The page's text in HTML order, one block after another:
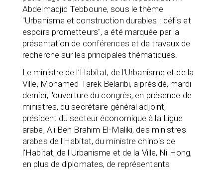
Abdelmadjid Tebboune, sous le thème
"Urbanisme et construction durables : défis et
espoirs prometteurs", a été marquée par la
présentation de conférences et de travaux de
recherche sur les principales thématiques.
Le ministre de l’Habitat, de l'Urbanisme et de la
Ville, Mohamed Tarek Belaribi, a présidé, mardi
dernier, l'ouverture du congrès, en présence de
ministres, du secrétaire général adjoint,
président du secteur économique à la Ligue
arabe, Ali Ben Brahim El-Maliki, des ministres
arabes de l'Habitat, du ministre chinois de
l'Habitat, de l'Urbanisme et de la Ville, Ni Hong,
en plus de diplomates, de représentants